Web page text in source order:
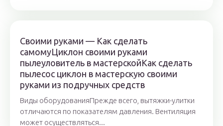
Своими руками — Как сделать
самомуЦиклон своими руками
пылеуловитель в мастерскойКак сделать
пылесос циклон в мастерскую своими
руками из подручных средств
Виды оборудованияПрежде всего, вытяжки-улитки
отличаются по показателям давления. Вентиляция
может осуществляться...